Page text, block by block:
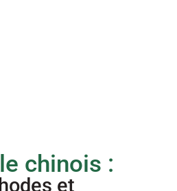
chinois :
et